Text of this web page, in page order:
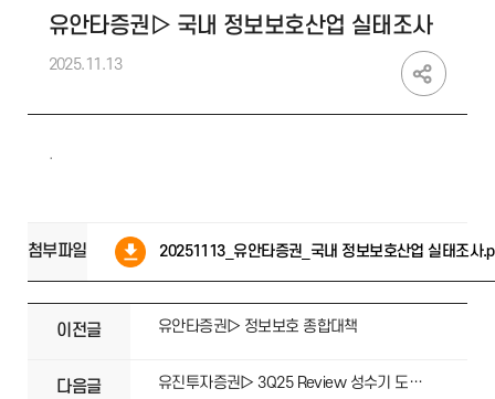
유안타증권▷ 국내 정보보호산업 실태조사
2025.11.13
.
첨부파일 20251113_유안타증권_국내 정보보호산업 실태조사
이전글 유안타증권▷ 정보보호 종합대책
다음글 유진투자증권▷ 3Q25 Review 성수기 도래 성장 기대